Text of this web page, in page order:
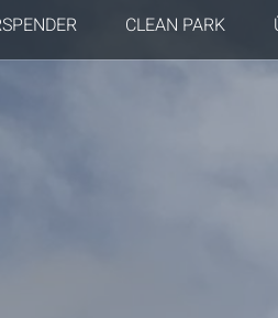
CLEAN PARK